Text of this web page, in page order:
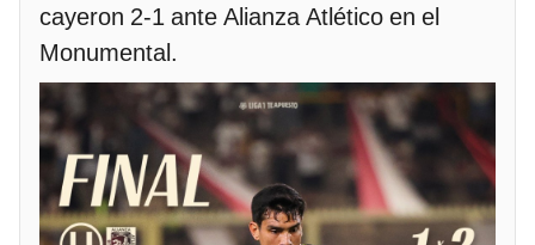
cayeron 2-1 ante Alianza Atlético en el
Monumental.